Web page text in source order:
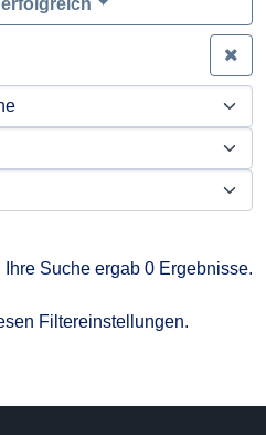
Ihre Suche ergab 0 Ergebnisse.
Filtereinstellungen.